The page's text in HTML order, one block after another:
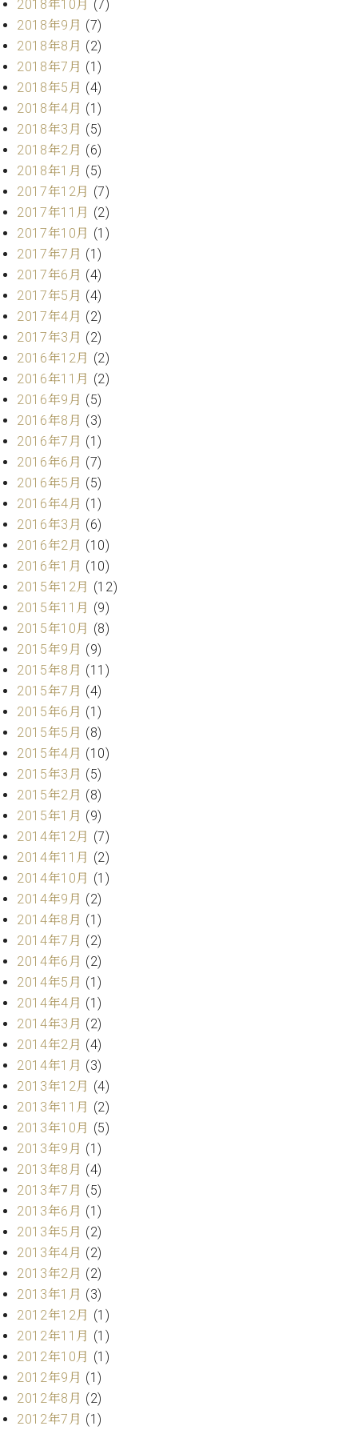
W.
ホ
フ
マ
ン
プ
ロ
フ
ェ
ッ
シ
ョ
ナ
ル
W.
ホ
フ
マ
ン
ト
ラ
デ
ィ
シ
ョ
ン
W.
ホ
フ
マ
ン
ヴ
ィ
ジ
ョ
ン
C.BECHSTEIN
Digital(ベ
ヒ
シ
ュ
タ
イ
ン
デ
ジ
タ
ル)
(PDF)
お
問
い
合
本
社
：
八
子
・
技
営
業
セ
ン
タ
ー
ス
タ
ッ
フ
ご
拶
技
術
者
紹
介
展示
情報
【ユ
ーロ
ピア
ノ特
選中
古】
イ
ベ
ン
ト
情
八
王
子
工
房
ロ
グ
ア
ク
セ
ス
問
い
合
わ
せ
ア
ー
テ
ィ
ス
ト
カ
ス
タ
2018年10月
(7)
2018年9月 (7)
2018年8月 (2)
2018年7月 (1)
2018年5月 (4)
2018年4月 (1)
2018年3月 (5)
2018年2月 (6)
2018年1月 (5)
2017年12月 (7)
2017年11月 (2)
2017年10月 (1)
2017年7月 (1)
2017年6月 (4)
2017年5月 (4)
2017年4月 (2)
2017年3月 (2)
2016年12月 (2)
2016年11月 (2)
2016年9月 (5)
2016年8月 (3)
2016年7月 (1)
2016年6月 (7)
2016年5月 (5)
2016年4月 (1)
2016年3月 (6)
2016年2月 (10)
2016年1月 (10)
2015年12月 (12)
2015年11月 (9)
2015年10月 (8)
2015年9月 (9)
2015年8月 (11)
2015年7月 (4)
2015年6月 (1)
2015年5月 (8)
2015年4月 (10)
2015年3月 (5)
2015年2月 (8)
2015年1月 (9)
2014年12月 (7)
2014年11月 (2)
2014年10月 (1)
2014年9月 (2)
2014年8月 (1)
2014年7月 (2)
2014年6月 (2)
2014年5月 (1)
2014年4月 (1)
2014年3月 (2)
2014年2月 (4)
2014年1月 (3)
2013年12月 (4)
2013年11月 (2)
2013年10月 (5)
2013年9月 (1)
2013年8月 (4)
2013年7月 (5)
2013年6月 (1)
2013年5月 (2)
2013年4月 (2)
2013年2月 (2)
2013年1月 (3)
2012年12月 (1)
2012年11月 (1)
2012年10月 (1)
2012年9月 (1)
2012年8月 (2)
2012年7月 (1)